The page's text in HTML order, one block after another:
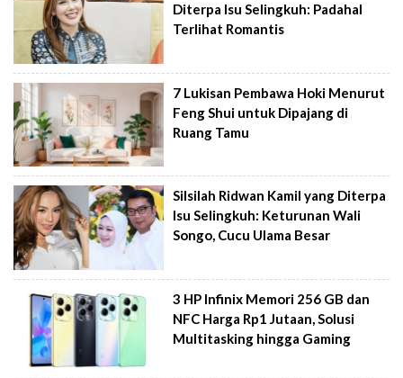
Diterpa Isu Selingkuh: Padahal
Terlihat Romantis
7 Lukisan Pembawa Hoki Menurut
Feng Shui untuk Dipajang di
Ruang Tamu
Silsilah Ridwan Kamil yang Diterpa
Isu Selingkuh: Keturunan Wali
Songo, Cucu Ulama Besar
3 HP Infinix Memori 256 GB dan
NFC Harga Rp1 Jutaan, Solusi
Multitasking hingga Gaming